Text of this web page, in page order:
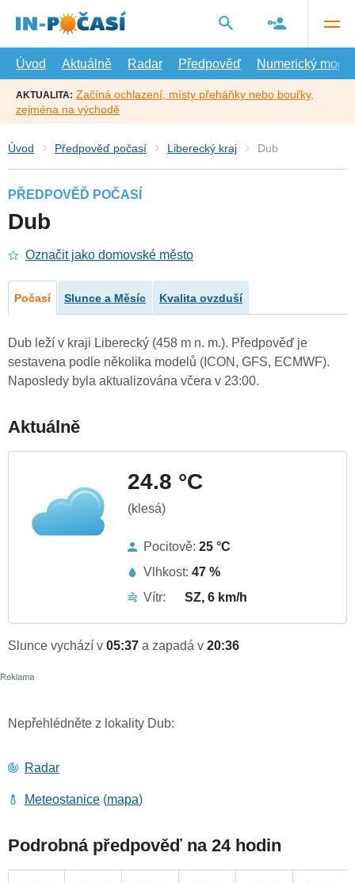
hlavní
Úvod
Aktuálně Radar Předpověď Numerický model
AKTUALITA: Začíná ochlazení, místy přeháňky nebo bouřky,
zejména na východě
Úvod Předpověď počasí Liberecký kraj Dub
PŘEDPOVĚĎ POČASÍ
Dub
Označit jako domovské město
Počasí Slunce a Měsíc Kvalita ovzduší
Dub leží v kraji Liberecký (458 m n. m.). Předpověď je
sestavena podle několika modelů (ICON, GFS, ECMWF).
Naposledy byla aktualizována včera v 23:00.
Aktuálně
24.8 °C
(klesá)
Pocitově: 25 °C
Vlhkost: 47 %
Vítr:
SZ, 6 km/h
Slunce vychází v 05:37 a zapadá v 20:36
Nepřehlédněte z lokality Dub:
Radar
Meteostanice (mapa)
Podrobná předpověď na 24 hodin